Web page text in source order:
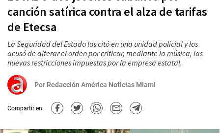
canción satírica contra el alza de tarifas
de Etecsa
La Seguridad del Estado los citó en una unidad policial y los
acusó de alterar el orden por criticar, mediante la música, las
nuevas restricciones impuestas por la empresa estatal.
Por Redacción América Noticias Miami
Compartir en: